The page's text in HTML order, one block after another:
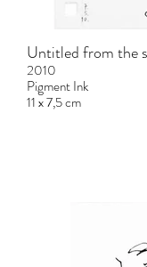
Untitled from the
2010
Pigment Ink
11 x 7,5 cm